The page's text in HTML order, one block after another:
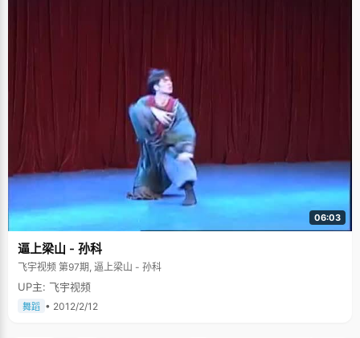
06:03
逼上梁山 - 孙科
飞宇视频 第97期, 逼上梁山 - 孙科
UP主: 飞宇视频
舞蹈 • 2012/2/12